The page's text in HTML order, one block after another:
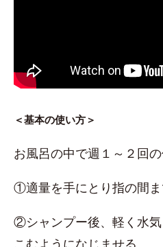
＜基本の使い方＞
お風呂の中で週１～２回
①適量を手にとり指の間
②シャンプー後、軽く水
こむようになじませる